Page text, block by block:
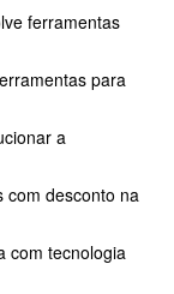
ferramentas
para
a
com desconto na
com tecnologia